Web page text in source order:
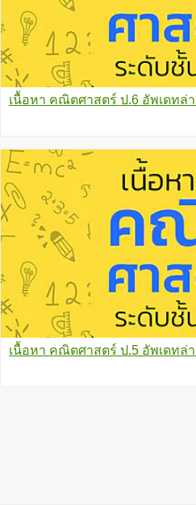
เนื้อหา คณิตศาสตร์ ป.6 อัพเดทล่
เนื้อหา คณิตศาสตร์ ป.5 อัพเดทล่